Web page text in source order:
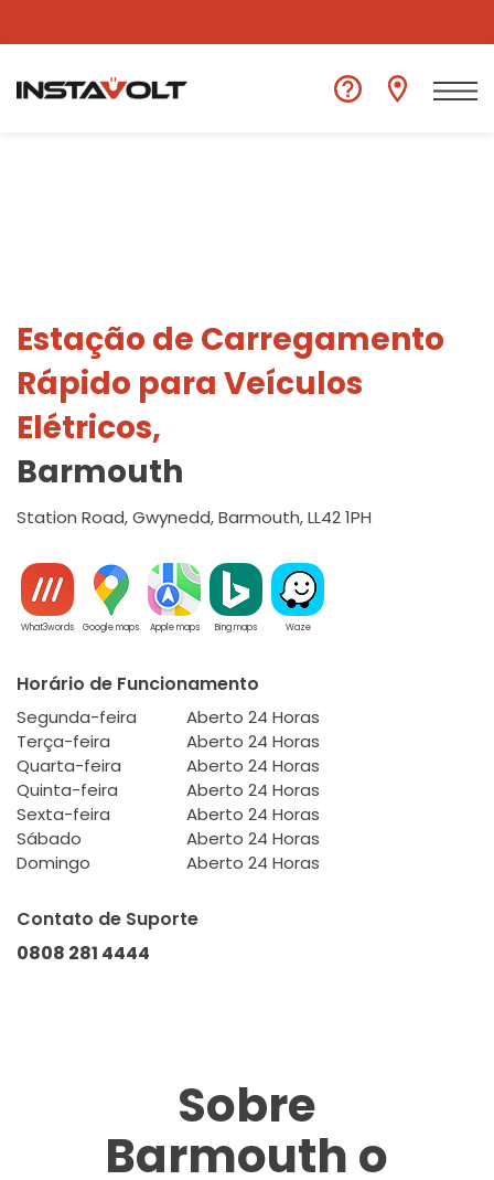
Ver outra localização
Estação de Carregamento
Rápido para Veículos
Elétricos,
Barmouth
Station Road, Gwynedd, Barmouth, LL42 1PH
What3words Google maps Apple maps Bing maps Waze
Horário de Funcionamento
Segunda-feira
Aberto 24 Horas
Terça-feira
Aberto 24 Horas
Quarta-feira
Aberto 24 Horas
Quinta-feira
Aberto 24 Horas
Sexta-feira
Aberto 24 Horas
Sábado
Aberto 24 Horas
Domingo
Aberto 24 Horas
Contato de Suporte
0808 281 4444
Sobre
Barmouth o